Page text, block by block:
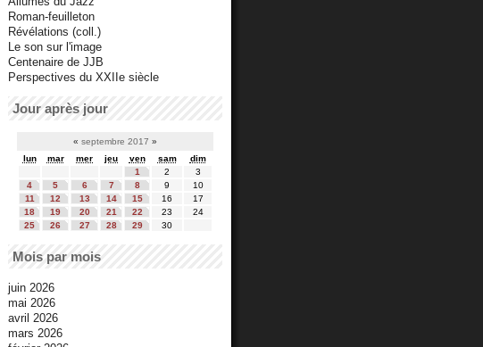
Roman-feuilleton
Révélations (coll.)
Le son sur l'image
Centenaire de JJB
Perspectives du XXIIe siècle
Jour après jour
« septembre 2017 »
lun
mar mer jeu ven sam
dim
1
2
3
4
5 6 7 8 9
10
11
12 13 14 15 16
17
18
19 20 21 22 23
24
25
26 27 28 29 30
Mois par mois
juin 2026
mai 2026
avril 2026
mars 2026